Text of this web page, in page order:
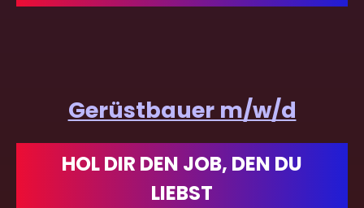
Gerüstbauer m/w/d
HOL DIR DEN JOB, DEN DU
LIEBST